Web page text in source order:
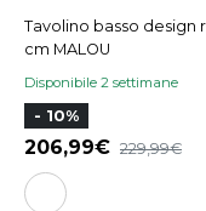
Tavolino basso
cm MALOU
Disponibile 2 settimane
- 10%
206,99 229,99